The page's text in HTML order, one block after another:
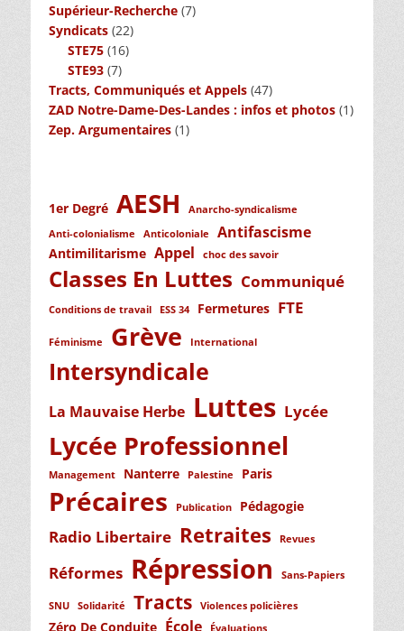
Supérieur-Recherche (7)
Syndicats (22)
STE75 (16)
STE93 (7)
Tracts, Communiqués et Appels (47)
ZAD Notre-Dame-Des-Landes : infos et photos (1)
Zep. Argumentaires (1)
1er Degré AESH
Anarcho-syndicalisme
Anti-colonialisme
Anticoloniale Antifascisme
Antimilitarisme Appel choc des savoir
Classes En Luttes Communiqué
Conditions de travail ESS 34 Fermetures FTE
Féminisme Grève International
Intersyndicale
La Mauvaise Herbe Luttes Lycée
Lycée Professionnel
Management Nanterre Palestine Paris
Précaires Publication Pédagogie
Radio Libertaire Retraites Revues
Réformes Répression Sans-Papiers
SNU Solidarité Tracts Violences policières
Zéro De Conduite École Évaluations